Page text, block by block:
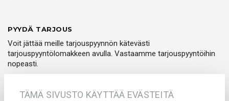
TÄMÄ SIVUSTO KÄYTTÄÄ EVÄSTEITÄ
PYYDÄ TARJOUS
Voit jättää meille tarjouspyynnön kätevästi
tarjouspyyntölomakkeen avulla. Vastaamme tarjouspyyntöihin
nopeasti.